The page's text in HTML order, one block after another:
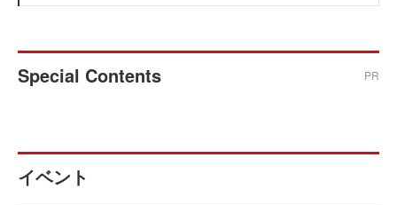
Special Contents PR
イベント